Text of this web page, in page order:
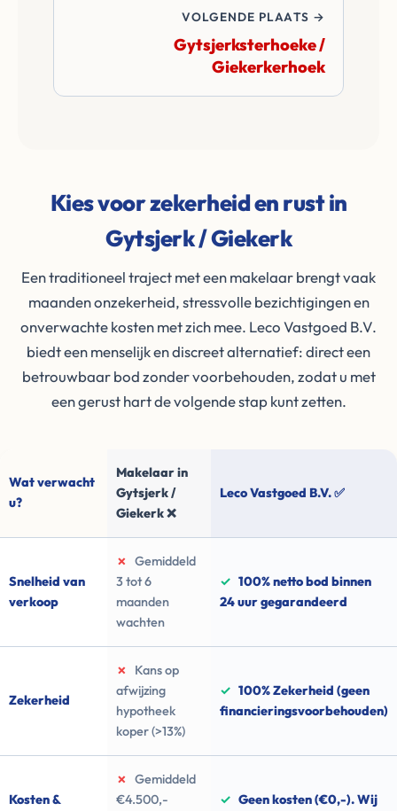
VOLGENDE PLAATS →
Gytsjerksterhoeke /
Giekerkerhoek
Kies voor zekerheid en rust in
Gytsjerk / Giekerk
Een traditioneel traject met een makelaar brengt vaak
maanden onzekerheid, stressvolle bezichtigingen en
onverwachte kosten met zich mee. Leco Vastgoed B.V.
biedt een menselijk en discreet alternatief: direct een
betrouwbaar bod zonder voorbehouden, zodat u met
een gerust hart de volgende stap kunt zetten.
Wat verwacht
u?
Makelaar in
Gytsjerk /
Giekerk ❌
Leco Vastgoed B.V. ✅
Snelheid van
verkoop
✗
Gemiddeld
3 tot 6
maanden
wachten
✓ 100% netto bod binnen
24 uur gegarandeerd
Zekerheid
✗
Kans op
afwijzing
hypotheek
koper (>13%)
✓ 100% Zekerheid (geen
financieringsvoorbehouden)
Kosten &
✗
Gemiddeld
€4.500,-
✓ Geen kosten (€0,-). Wij